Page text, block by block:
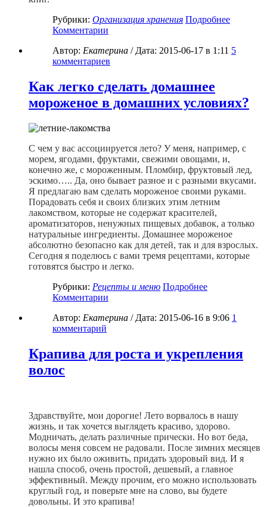
Рубрики: Организация хранения Подробнее
Комментарии
Автор: Екатерина / Дата: 2015-06-17 в 1:11 5
комментариев
Как легко сделать домашнее
мороженое в домашних условиях?
С чем у вас ассоциируется лето? У меня, например, с
морем, ягодами, фруктами, свежими овощами, и,
конечно же, с мороженным. Пломбир, фруктовый лед,
эскимо….. Да, оно бывает разное и с разными вкусами.
Я предлагаю вам сделать мороженое своими руками.
Порадовать себя и своих близких этим летним
лакомством, которые не содержат красителей,
ароматизаторов, ненужных пищевых добавок, а только
натуральные ингредиенты. Домашнее мороженое
абсолютно безопасно как для детей, так и для взрослых.
Сегодня я поделюсь с вами тремя рецептами, которые
готовятся быстро и легко.
Рубрики: Рецепты и меню Подробнее
Комментарии
Автор: Екатерина / Дата: 2015-06-16 в 9:06 1
комментарий
Крапива для роста и укрепления
волос
Здравствуйте, мои дорогие! Лето ворвалось в нашу
жизнь, и так хочется выглядеть красиво, здорово.
Модничать, делать различные прически. Но вот беда,
волосы меня совсем не радовали. После зимних месяцев
нужно их было оживить, придать здоровый вид. И я
нашла способ, очень простой, дешевый, а главное
эффективный. Между прочим, его можно использовать
круглый год, и поверьте мне на слово, вы будете
довольны. И это крапива!